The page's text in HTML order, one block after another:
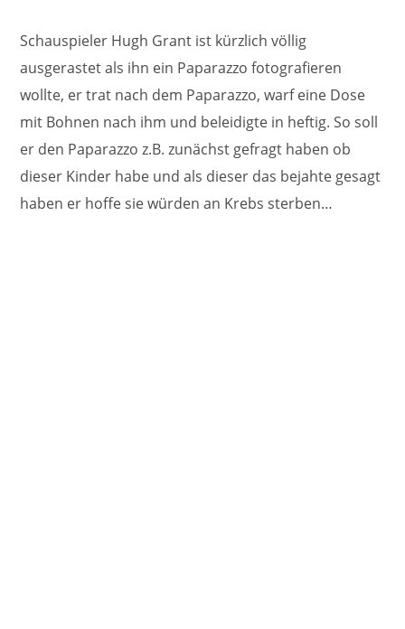
Schauspieler Hugh Grant ist kürzlich völlig
ausgerastet als ihn ein Paparazzo fotografieren
wollte, er trat nach dem Paparazzo, warf eine Dose
mit Bohnen nach ihm und beleidigte in heftig. So soll
er den Paparazzo z.B. zunächst gefragt haben ob
dieser Kinder habe und als dieser das bejahte gesagt
haben er hoffe sie würden an Krebs sterben…